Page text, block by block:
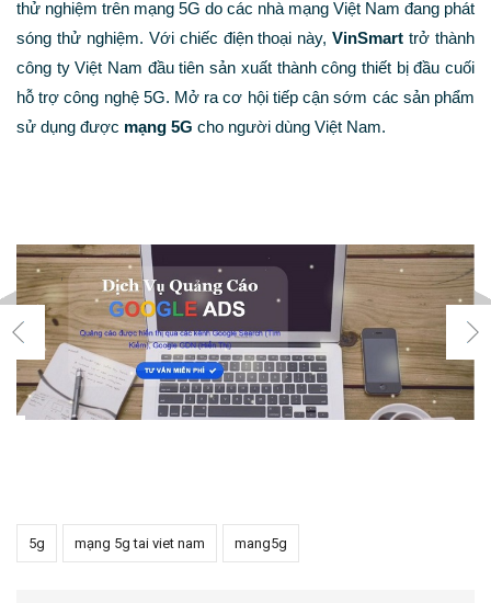
thử nghiệm trên mạng 5G do các nhà mạng Việt Nam đang phát
sóng thử nghiệm. Với chiếc điện thoại này,VinSmart trở thành
công ty Việt Nam đầu tiên sản xuất thành công thiết bị đầu cuối
hỗ trợ công nghệ 5G. Mở ra cơ hội tiếp cận sớm các sản phẩm
sử dụng được mạng 5G cho người dùng Việt Nam.
5g mạng 5g tai viet nam mang5g